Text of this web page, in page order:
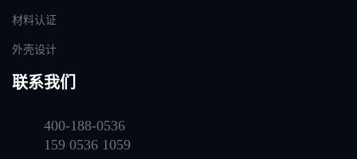
材料认证
外壳设计
联系我们
400-188-0536
159 0536 1059